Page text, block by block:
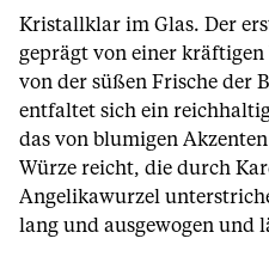
Kristallklar im Glas. Der
geprägt von einer
von der süßen Frische der
entfaltet sich ein
das von blumigen
Würze reicht, die durch
Angelikawurzel
lang und ausgewogen und